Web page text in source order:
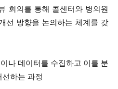
회의를 통해 콜센터와 병의원
선 방향을 논의하는 체계를 갖
나 데이터를 수집하고 이를 분
하는 과정